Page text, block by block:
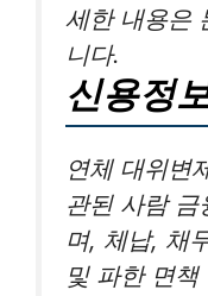
세한 내용은
니다.
신용정
연체 대위변
관된 사람 금
며, 체납, 채
및 파한 면